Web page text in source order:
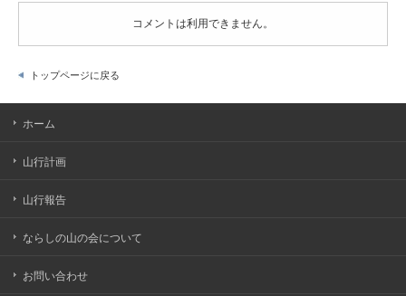
コメントは利用できません。
トップページに戻る
ホーム
山行計画
山行報告
ならしの山の会について
お問い合わせ